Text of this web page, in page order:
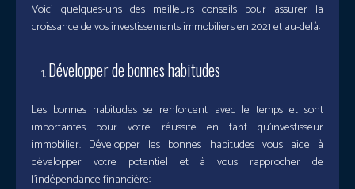
Voici quelques-uns des meilleurs conseils pour assurer la
croissance de vos investissements immobiliers en 2021 et au-delà:
Développer de bonnes habitudes
Les bonnes habitudes se renforcent avec le temps et sont
importantes pour votre réussite en tant qu’investisseur
immobilier. Développer les bonnes habitudes vous aide à
développer votre potentiel et à vous rapprocher de
l’indépendance financière: